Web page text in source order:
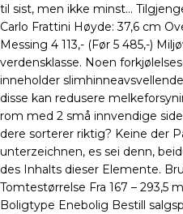
til sist, men ikke minst…
Carlo Frattini Høyde: 37,6 cm
Messing 4 113,- (Før 5 485,-)
verdensklasse. Noen
inneholder
disse kan redusere
rom med 2 små innvendige
dere sorterer riktig? Keine der
unterzeichnen, es sei denn,
des Inhalts dieser Elemente.
Tomtestørrelse Fra 167 – 293,5
Boligtype Enebolig Bestill